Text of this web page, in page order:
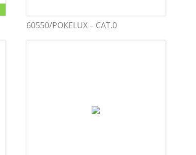
60550/POKELUX – CAT.0